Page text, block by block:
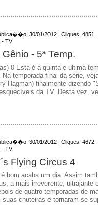
30/01/2012 | Cliques: 4851
- TV
- 5ª Temp.
0 Esta é a quinta e última
temporada final da série,
Hagman) finalmente dizendo
da TV. Desta vez,
30/01/2012 | Cliques: 4672
- TV
Flying Circus 4
é bom acaba um dia. Assim
a mais irreverente, ultrajante
de quatro temporadas de
suas chuteiras e tornaram-se